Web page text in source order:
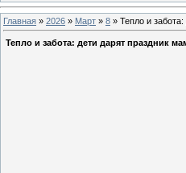
Главная » 2026 » Март » 8 » Тепло и
Тепло и забота: дети дарят праздник